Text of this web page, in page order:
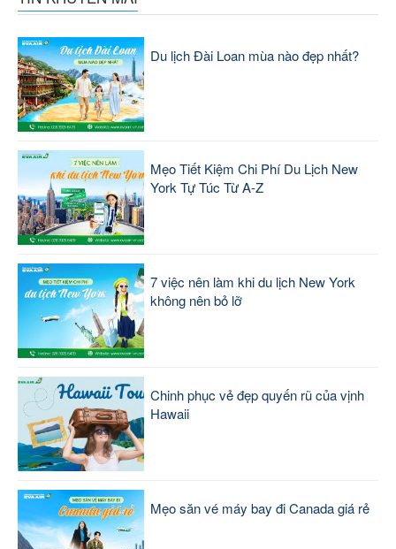
Du lịch Đài Loan mùa nào đẹp nhất?
Mẹo Tiết Kiệm Chi Phí Du Lịch New
York Tự Túc Từ A-Z
7 việc nên làm khi du lịch New York
không nên bỏ lỡ
Chinh phục vẻ đẹp quyến rũ của vịnh
Hawaii
Mẹo săn vé máy bay đi Canada giá rẻ